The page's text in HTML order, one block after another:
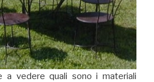
a vedere quali sono i materiali